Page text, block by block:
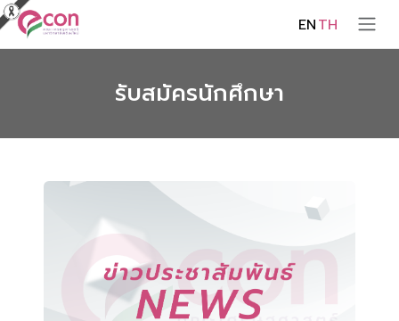
ENTH
รับสมัครนักศึกษา